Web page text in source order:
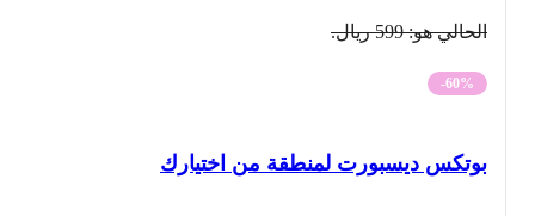
الحالي هو: 599 ريال.
-60%
بوتكس ديسبورت لمنطقة من اختيارك